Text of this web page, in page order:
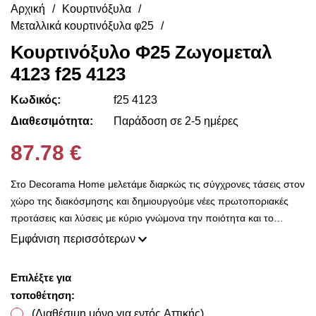
Αρχική
Κουρτινόξυλα
Μεταλλικά κουρτινόξυλα φ25
Κουρτινόξυλο Φ25 Ζωγομεταλ
4123 f25 4123
Κωδικός:
f25 4123
Διαθεσιμότητα:
Παράδοση σε 2-5 ημέρες
87.78 €
Στο Decorama Home μελετάμε διαρκώς τις σύγχρονες τάσεις στον
χώρο της διακόσμησης και δημιουργούμε νέες πρωτοποριακές
προτάσεις και λύσεις με κύριο γνώμονα την ποιότητα και το
ασύγκριτο design, προκειμένου να είμαστε πάντοτε σε θέση να
ιδέες διακόσμησης, που ικανοποιούν ακόμη και τους πιο
απαιτητικούς! Στο Decorama Home έχουμε ως στόχο να
Εμφάνιση περισσότερων
Επιλέξτε για
τοποθέτηση:
(Διαθέσιμη μόνο για εντός Αττικής)